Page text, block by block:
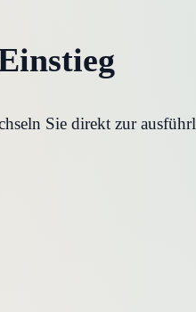
Sie direkt zur